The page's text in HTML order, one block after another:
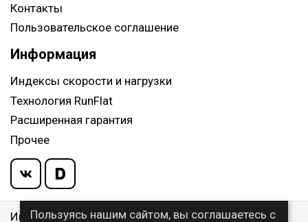
Контакты
Пользовательское соглашение
Информация
Индексы скорости и нагрузки
Технология RunFlat
Расширенная гарантия
Прочее
Информация указанная на сайте, не является
Пользуясь нашим сайтом, вы соглашаетесь с